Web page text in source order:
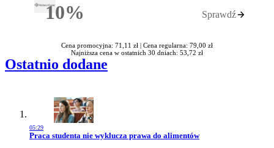
10%Rabatu Sprawdź
Cena promocyjna: 71,11 zł | Cena regularna: 79,00 zł
Najniższa cena w ostatnich 30 dniach: 53,72 zł
Ostatnio dodane
05:29
Przejdź do artykułu:
Praca studenta nie wyklucza prawa do alimentów